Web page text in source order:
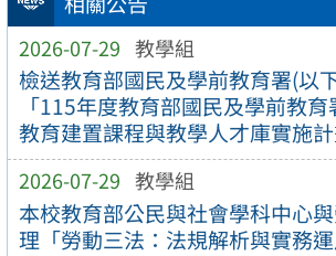
2026-07-29 教學組
檢送教育部國民及學前教育署(以
「115年度教育部國民及學前教
教育建置課程與教學人才庫實施
2026-07-29 教學組
本校教育部公民與社會學科中心
理「勞動三法：法規解析與實務